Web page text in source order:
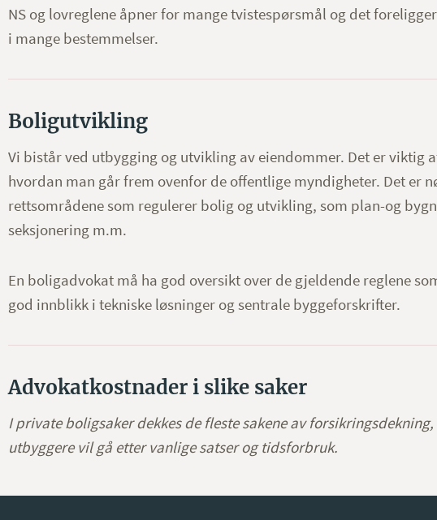
NS og lovreglene åpner for mange tvistespørsmål og det
i mange bestemmelser.
Boligutvikling
Vi bistår ved utbygging og utvikling av eiendommer. Det er viktig
hvordan man går frem ovenfor de offentlige myndigheter. Det er
rettsområdene som regulerer bolig og utvikling, som plan-og
seksjonering m.m.
En boligadvokat må ha god oversikt over de gjeldende reglene
god innblikk i tekniske løsninger og sentrale byggeforskrifter.
Advokatkostnader i slike saker
I private boligsaker dekkes de fleste sakene av
utbyggere vil gå etter vanlige satser og tidsforbruk.